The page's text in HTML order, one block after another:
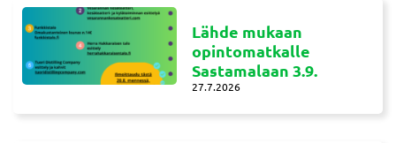
Lähde mukaan
opintomatkalle
Sastamalaan 3.9.
27.7.2026